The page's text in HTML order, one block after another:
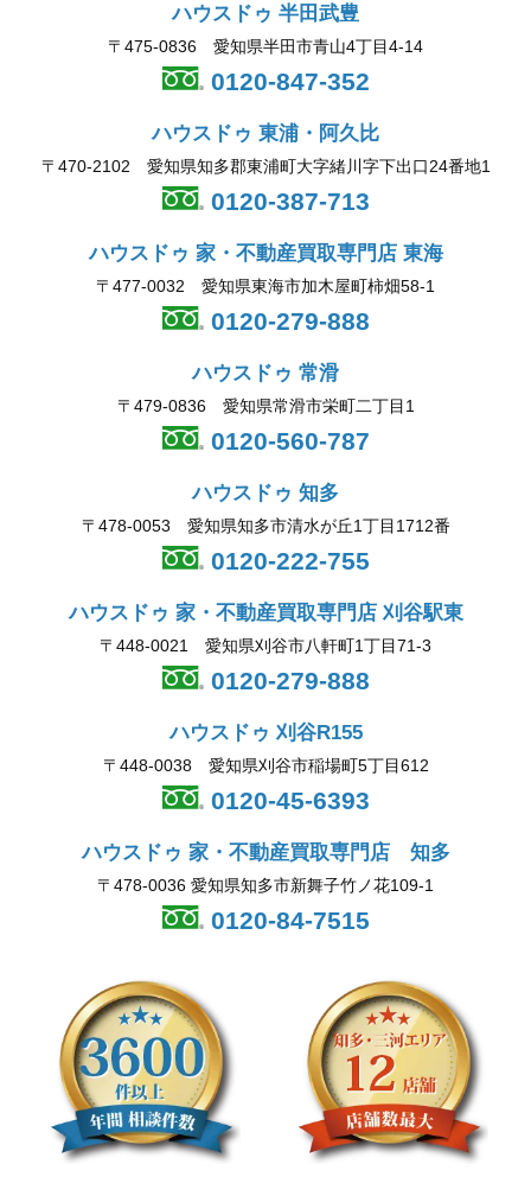
ハウスドゥ 半田武豊
〒475-0836 愛知県半田市青山4丁目4-14
0120-847-352
ハウスドゥ 東浦・阿久比
〒470-2102 愛知県知多郡東浦町大字緒川字下出口24番地1
0120-387-713
ハウスドゥ 家・不動産買取専門店 東海
〒477-0032 愛知県東海市加木屋町柿畑58-1
0120-279-888
ハウスドゥ 常滑
〒479-0836 愛知県常滑市栄町二丁目1
0120-560-787
ハウスドゥ 知多
〒478-0053 愛知県知多市清水が丘1丁目1712番
0120-222-755
ハウスドゥ 家・不動産買取専門店 刈谷駅東
〒448-0021 愛知県刈谷市八軒町1丁目71-3
0120-279-888
ハウスドゥ 刈谷R155
〒448-0038 愛知県刈谷市稲場町5丁目612
0120-45-6393
ハウスドゥ 家・不動産買取専門店 知多
〒478-0036 愛知県知多市新舞子竹ノ花109-1
0120-84-7515